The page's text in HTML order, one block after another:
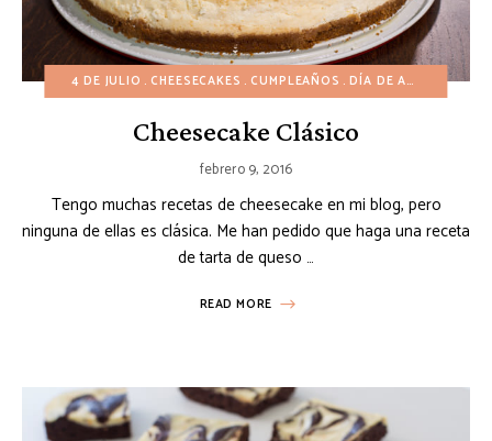
4 DE JULIO CHEESECAKES CUMPLEAÑOS DÍA DE ACCIÓN DE GRACIAS
Cheesecake Clásico
febrero 9, 2016
Tengo muchas recetas de cheesecake en mi blog, pero
ninguna de ellas es clásica. Me han pedido que haga una receta
de tarta de queso …
READ MORE